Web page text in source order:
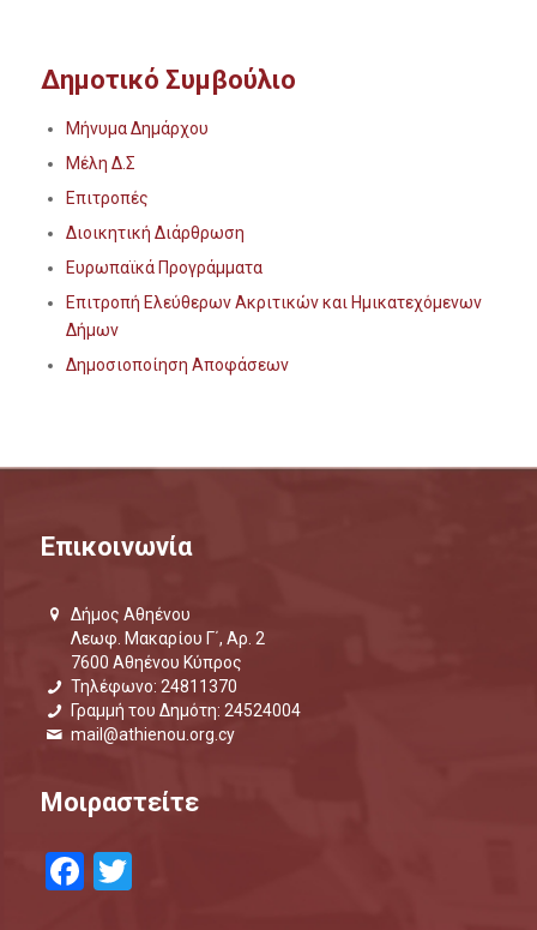
Δημοτικό Συμβούλιο
Μήνυμα Δημάρχου
Μέλη Δ.Σ
Επιτροπές
Διοικητική Διάρθρωση
Ευρωπαϊκά Προγράμματα
Επιτροπή Ελεύθερων Ακριτικών και Ημικατεχόμενων
Δήμων
Δημοσιοποίηση Αποφάσεων
Επικοινωνία
Δήμος Αθηένου
Λεωφ. Μακαρίου Γ΄, Αρ. 2
7600 Αθηένου Κύπρος
Τηλέφωνο: 24811370
Γραμμή του Δημότη: 24524004
mail@athienou.org.cy
Μοιραστείτε
Facebook
Twitter